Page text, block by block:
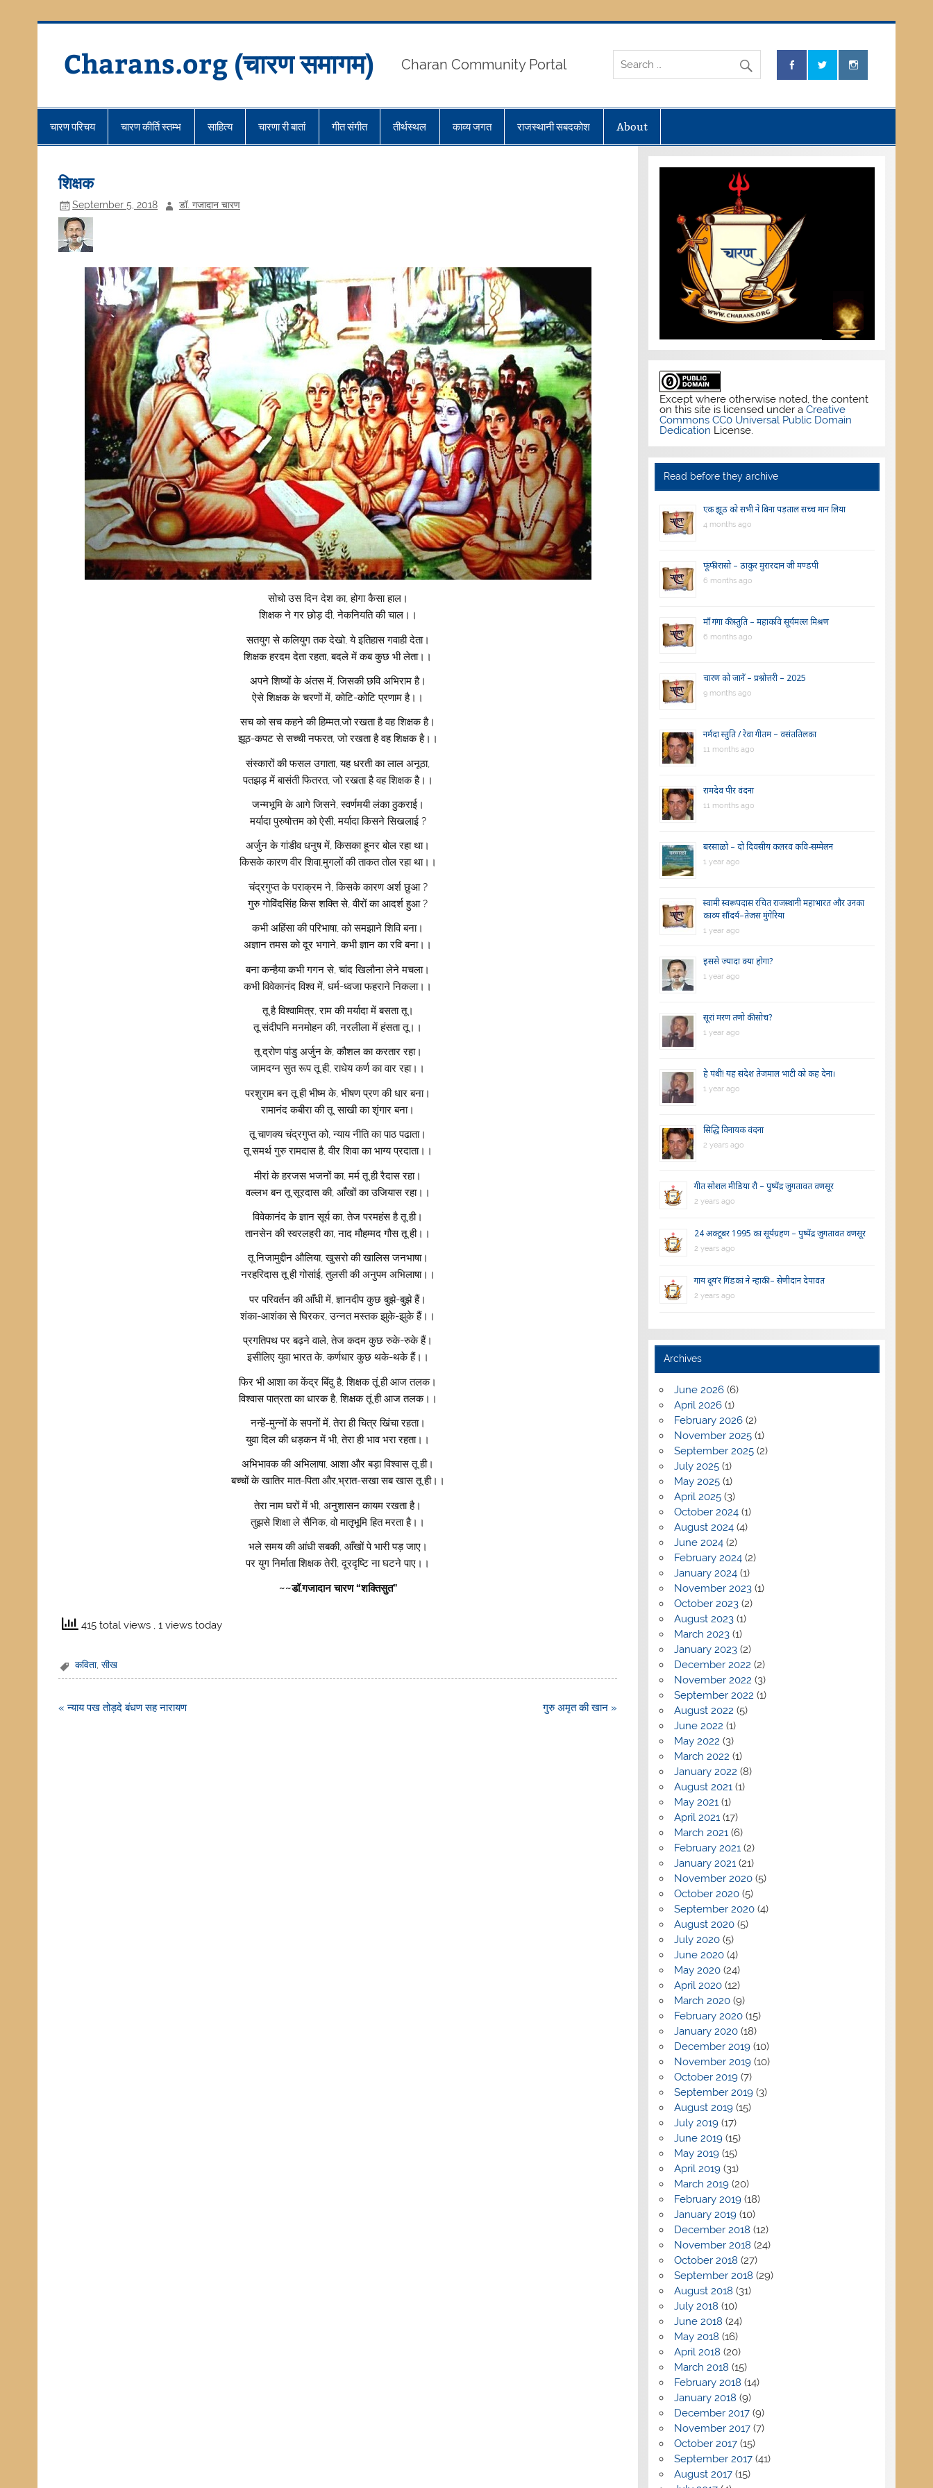
Charans.org (चारण समागम) Charan Community Portal
चारण परिचय चारण कीर्ति स्तम्भ साहित्य चारणा री बातां गीत संगीत तीर्थस्थल काव्य जगत राजस्थानी सबदकोश About
शिक्षक
September 5, 2018 डॉ. गजादान चारण
सोचो उस दिन देश का, होगा कैसा हाल।
शिक्षक ने गर छोड़ दी, नेकनियति की चाल।।
सतयुग से कलियुग तक देखो, ये इतिहास गवाही देता।
शिक्षक हरदम देता रहता, बदले में कब कुछ भी लेता।।
अपने शिष्यों के अंतस में, जिसकी छवि अभिराम है।
ऐसे शिक्षक के चरणों में, कोटि-कोटि प्रणाम है।।
सच को सच कहने की हिम्मत,जो रखता है वह शिक्षक है।
झूठ-कपट से सच्ची नफरत, जो रखता है वह शिक्षक है।।
संस्कारों की फसल उगाता, यह धरती का लाल अनूठा,
पतझड़ में बासंती फितरत, जो रखता है वह शिक्षक है।।
जन्मभूमि के आगे जिसने, स्वर्णमयी लंका ठुकराई।
मर्यादा पुरुषोत्तम को ऐसी, मर्यादा किसने सिखलाई ?
अर्जुन के गांडीव धनुष में, किसका हूनर बोल रहा था।
किसके कारण वीर शिवा,मुगलों की ताकत तोल रहा था।।
चंद्रगुप्त के पराक्रम ने, किसके कारण अर्श छुआ ?
गुरु गोविंदसिंह किस शक्ति से, वीरों का आदर्श हुआ ?
कभी अहिंसा की परिभाषा, को समझाने शिवि बना।
अज्ञान तमस को दूर भगाने, कभी ज्ञान का रवि बना।।
बना कन्हैया कभी गगन से, चांद खिलौना लेने मचला।
कभी विवेकानंद विश्व में, धर्म-ध्वजा फहराने निकला।।
तू है विश्वामित्र, राम की मर्यादा में बसता तू।
तू संदीपनि मनमोहन की, नरलीला में हंसता तू।।
तू द्रोण पांडु अर्जुन के, कौशल का करतार रहा।
जामदग्न सुत रूप तू ही, राधेय कर्ण का वार रहा।।
परशुराम बन तू ही भीष्म के, भीषण प्रण की धार बना।
रामानंद कबीरा की तू, साखी का शृंगार बना।
तू चाणक्य चंद्रगुप्त को, न्याय नीति का पाठ पढाता।
तू समर्थ गुरु रामदास है, वीर शिवा का भाग्य प्रदाता।।
मीरां के हरजस भजनों का, मर्म तू ही रैदास रहा।
वल्लभ बन तू सूरदास की, आँखों का उजियास रहा।।
विवेकानंद के ज्ञान सूर्य का, तेज परमहंस है तू ही।
तानसेन की स्वरलहरी का, नाद मौहम्मद गौस तू ही।।
तू निजामुद्दीन औलिया, खुसरो की खालिस जनभाषा।
नरहरिदास तू ही गोसांई, तुलसी की अनुपम अभिलाषा।।
पर परिवर्तन की आँधी में, ज्ञानदीप कुछ बुझे-बुझे हैं।
शंका-आशंका से घिरकर, उन्नत मस्तक झुके-झुके हैं।।
प्रगतिपथ पर बढ़ने वाले, तेज कदम कुछ रुके-रुके हैं।
इसीलिए युवा भारत के, कर्णधार कुछ थके-थके हैं।।
फिर भी आशा का केंद्र बिंदु है, शिक्षक तूं ही आज तलक।
विश्वास पात्रता का धारक है, शिक्षक तूं ही आज तलक।।
नन्हें-मुन्नों के सपनों में, तेरा ही चित्र खिंचा रहता।
युवा दिल की धड़कन में भी, तेरा ही भाव भरा रहता।।
अभिभावक की अभिलाषा, आशा और बड़ा विश्वास तू ही।
बच्चों के खातिर मात-पिता और,भ्रात-सखा सब खास तू ही।।
तेरा नाम घरों में भी, अनुशासन कायम रखता है।
तुझसे शिक्षा ले सैनिक, वो मातृभूमि हित मरता है।।
भले समय की आंधी सबकी, आँखों पे भारी पड़ जाए।
पर युग निर्माता शिक्षक तेरी, दूरदृष्टि ना घटने पाए।।
~~डॉ.गजादान चारण “शक्तिसुत”
415 total views , 1 views today
कविता,सीख
Post
« न्याय पख तोड़दे बंधण सह नारायण गुरु अमृत की खान »
Except where otherwise noted, the content
on this site is licensed under a Creative
Commons CC0 Universal Public Domain
Dedication License.
Read before they archive
एक झूठ को सभी ने बिना पड़ताल सच्च मान लिया
4 months ago
फूंफी रासो – ठाकुर मुरारदान जी मण्डपी
6 months ago
माँ गंगा की स्तुति – महाकवि सूर्यमल्ल मिश्रण
6 months ago
चारण को जानें – प्रश्नोत्तरी – 2025
9 months ago
नर्मदा स्तुति / रेवा गीतम – वसंततिलका
11 months ago
रामदेव पीर वंदना
11 months ago
बरसाळो – दो दिवसीय कलरव कवि-सम्मेलन
1 year ago
स्वामी स्वरूपदास रचित राजस्थानी महाभारत और उनका
काव्य सौंदर्य–तेजस मुंगेरिया
1 year ago
इससे ज्यादा क्या होगा?
1 year ago
सूरां मरण तणो की सोच?
1 year ago
हे पंथी! यह संदेश तेजमाल भाटी को कह देना।
1 year ago
सिद्धि विनायक वंदना
2 years ago
गीत सोशल मीडिया रौ – पुष्पेंद्र जुगतावत वणसूर
2 years ago
24 अक्टूबर 1995 का सूर्यग्रहण – पुष्पेंद्र जुगतावत वणसूर
2 years ago
गाय दूय’र गिंडकां ने न्हाकी – सेणीदान देपावत
2 years ago
Archives
June 2026(6)
April 2026(1)
February 2026(2)
November 2025(1)
September 2025(2)
July 2025(1)
May 2025(1)
April 2025(3)
October 2024(1)
August 2024(4)
June 2024(2)
February 2024(2)
January 2024(1)
November 2023(1)
October 2023(2)
August 2023(1)
March 2023(1)
January 2023(2)
December 2022 (2)
November 2022 (3)
September 2022 (1)
August 2022 (5)
June 2022 (1)
May 2022 (3)
March 2022 (1)
January 2022 (8)
August 2021(1)
May 2021(1)
April 2021(17)
March 2021(6)
February 2021(2)
January 2021(21)
November 2020(5)
October 2020(5)
September 2020(4)
August 2020(5)
July 2020(5)
June 2020(4)
May 2020(24)
April 2020(12)
March 2020(9)
February 2020(15)
January 2020(18)
December 2019(10)
November 2019(10)
October 2019(7)
September 2019(3)
August 2019(15)
July 2019(17)
June 2019(15)
May 2019(15)
April 2019(31)
March 2019(20)
February 2019(18)
January 2019(10)
December 2018 (12)
November 2018 (24)
October 2018 (27)
September 2018 (29)
August 2018 (31)
July 2018 (10)
June 2018 (24)
May 2018 (16)
April 2018 (20)
March 2018 (15)
February 2018 (14)
January 2018 (9)
December 2017(9)
November 2017(7)
October 2017(15)
September 2017(41)
August 2017(15)